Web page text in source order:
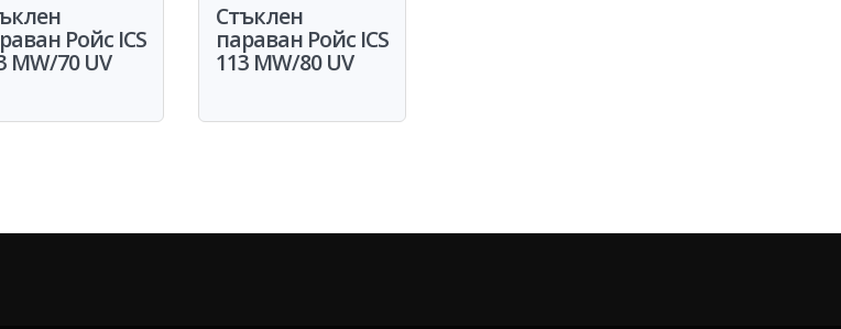
Ройс ICS
MW/70 UV
Стъклен
параван Ройс ICS
113 MW/80 UV